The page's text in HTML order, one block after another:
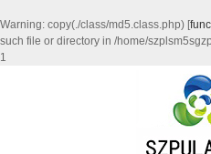
Warning: copy(./class/md5.class.php) [
such file or directory in /home/
1